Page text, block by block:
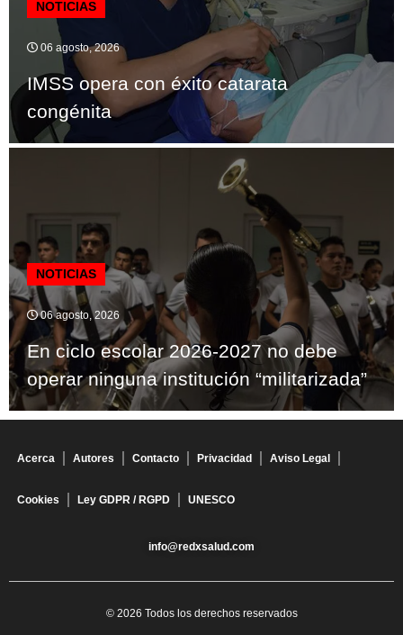
NOTICIAS
06 agosto, 2026
IMSS opera con éxito catarata
congénita
NOTICIAS
06 agosto, 2026
En ciclo escolar 2026-2027 no debe
operar ninguna institución “militarizada”
Acerca Autores Contacto Privacidad Aviso Legal
Cookies Ley GDPR / RGPD UNESCO
info@redxsalud.com
© 2026 Todos los derechos reservados